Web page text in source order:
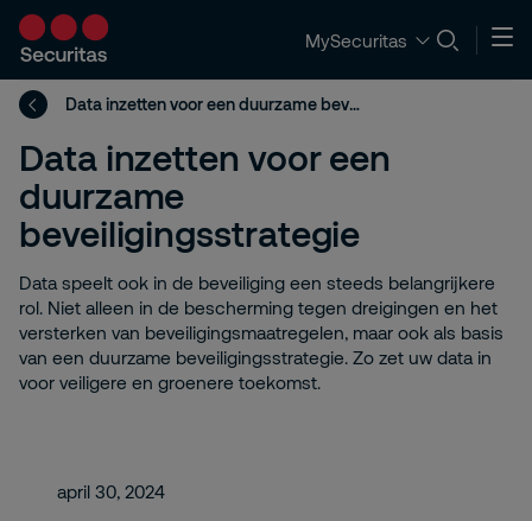
MySecuritas
Data inzetten voor een duurzame beveiligingsstrategie
Data inzetten voor een
duurzame
beveiligingsstrategie
Data speelt ook in de beveiliging een steeds belangrijkere
rol. Niet alleen in de bescherming tegen dreigingen en het
versterken van beveiligingsmaatregelen, maar ook als basis
van een duurzame beveiligingsstrategie. Zo zet uw data in
voor veiligere en groenere toekomst.
april 30, 2024